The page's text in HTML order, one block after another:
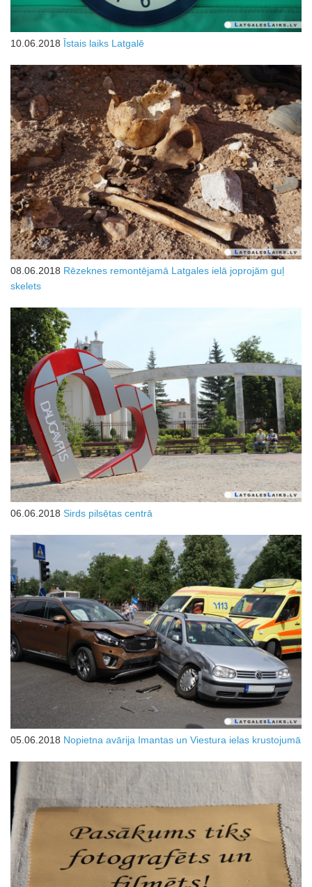
10.06.2018 Īstais laiks Latgalē
08.06.2018 Rēzeknes remontējamā Latgales ielā joprojām guļ
skelets
06.06.2018 Sirds pilsētas centrā
05.06.2018 Nopietna avārija Imantas un Viestura ielas krustojumā